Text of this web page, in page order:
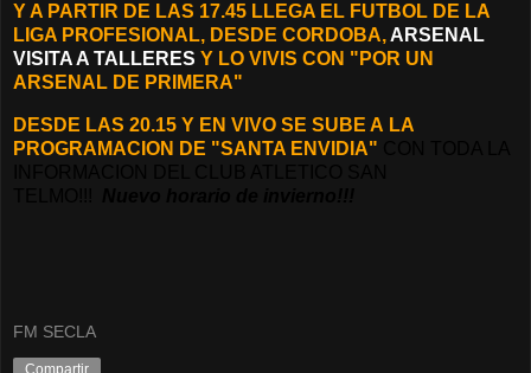
Y A PARTIR DE LAS 17.45 LLEGA EL FUTBOL DE LA
LIGA PROFESIONAL, DESDE CORDOBA, ARSENAL
VISITA A TALLERES Y LO VIVIS CON "POR UN
ARSENAL DE PRIMERA"
DESDE LAS 20.15 Y EN VIVO SE SUBE A LA
PROGRAMACION DE "SANTA ENVIDIA"
FM SECLA
Compartir